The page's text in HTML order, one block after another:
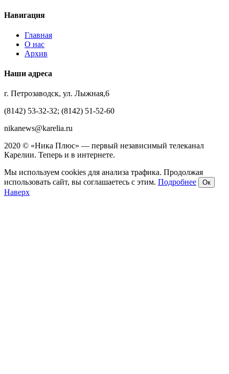
Навигация
Главная
О нас
Архив
Наши адреса
г. Петрозаводск, ул. Лыжная,6
(8142) 53-32-32; (8142) 51-52-60
nikanews@karelia.ru
2020 © «Ника Плюс» — первый независимый телеканал
Карелии. Теперь и в интернете.
Мы используем cookies для анализа трафика. Продолжая
использовать сайт, вы соглашаетесь с этим. Подробнее Ок
Наверх